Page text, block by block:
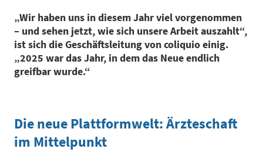
„Wir haben uns in diesem Jahr viel vorgenommen
– und sehen jetzt, wie sich unsere Arbeit auszahlt“,
ist sich die Geschäftsleitung von coliquio einig.
„2025 war das Jahr, in dem das Neue endlich
greifbar wurde.“
Die neue Plattformwelt: Ärzteschaft
im Mittelpunkt